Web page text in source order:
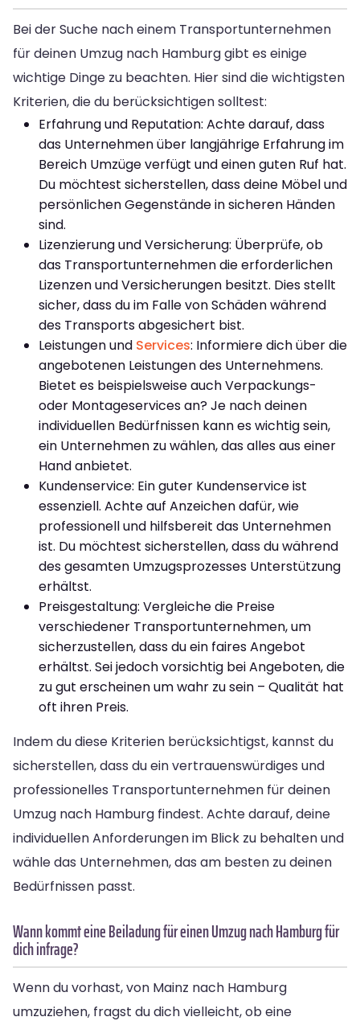
Bei der Suche nach einem Transportunternehmen
für deinen Umzug nach Hamburg gibt es einige
wichtige Dinge zu beachten. Hier sind die wichtigsten
Kriterien, die du berücksichtigen solltest:
Erfahrung und Reputation: Achte darauf, dass
das Unternehmen über langjährige Erfahrung im
Bereich Umzüge verfügt und einen guten Ruf hat.
Du möchtest sicherstellen, dass deine Möbel und
persönlichen Gegenstände in sicheren Händen
sind.
Lizenzierung und Versicherung: Überprüfe, ob
das Transportunternehmen die erforderlichen
Lizenzen und Versicherungen besitzt. Dies stellt
sicher, dass du im Falle von Schäden während
des Transports abgesichert bist.
Leistungen und Services: Informiere dich über die
angebotenen Leistungen des Unternehmens.
Bietet es beispielsweise auch Verpackungs-
oder Montageservices an? Je nach deinen
individuellen Bedürfnissen kann es wichtig sein,
ein Unternehmen zu wählen, das alles aus einer
Hand anbietet.
Kundenservice: Ein guter Kundenservice ist
essenziell. Achte auf Anzeichen dafür, wie
professionell und hilfsbereit das Unternehmen
ist. Du möchtest sicherstellen, dass du während
des gesamten Umzugsprozesses Unterstützung
erhältst.
Preisgestaltung: Vergleiche die Preise
verschiedener Transportunternehmen, um
sicherzustellen, dass du ein faires Angebot
erhältst. Sei jedoch vorsichtig bei Angeboten, die
zu gut erscheinen um wahr zu sein – Qualität hat
oft ihren Preis.
Indem du diese Kriterien berücksichtigst, kannst du
sicherstellen, dass du ein vertrauenswürdiges und
professionelles Transportunternehmen für deinen
Umzug nach Hamburg findest. Achte darauf, deine
individuellen Anforderungen im Blick zu behalten und
wähle das Unternehmen, das am besten zu deinen
Bedürfnissen passt.
Wann kommt eine Beiladung für einen Umzug nach Hamburg für
dich infrage?
Wenn du vorhast, von Mainz nach Hamburg
umzuziehen, fragst du dich vielleicht, ob eine